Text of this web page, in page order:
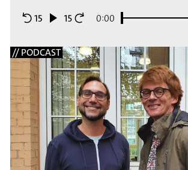
0:00
// PODCAST